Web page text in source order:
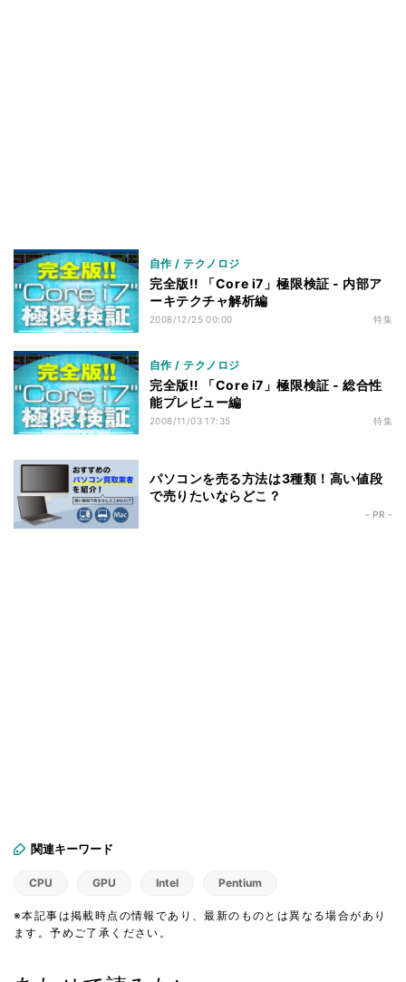
自作 / テクノロジ
完全版!! 「Core i7」極限検証 - 内部ア
ーキテクチャ解析編
2008/12/25 00:00 特集
自作 / テクノロジ
完全版!! 「Core i7」極限検証 - 総合性
能プレビュー編
2008/11/03 17:35 特集
パソコンを売る方法は3種類！高い値段
で売りたいならどこ？
- PR -
関連キーワード
CPU GPU Intel Pentium
※本記事は掲載時点の情報であり、最新のものとは異なる場合があり
ます。予めご了承ください。